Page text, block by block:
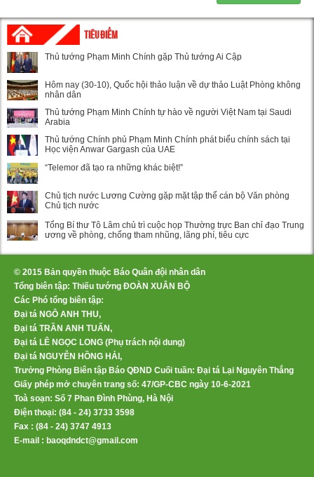
TIÊU ĐIỂM
Thủ tướng Phạm Minh Chính gặp Thủ tướng Ai Cập
Hôm nay (30-10), Quốc hội thảo luận về dự thảo Luật Phòng không
nhân dân
Thủ tướng Phạm Minh Chính tự hào về người Việt Nam tại Saudi
Arabia
Thủ tướng Chính phủ Phạm Minh Chính phát biểu chính sách tại
Học viện Anwar Gargash của UAE
“Telemor đã tạo ra những khác biệt!”
Chủ tịch nước Lương Cường gặp mặt tập thể cán bộ Văn phòng
Chủ tịch nước
Tổng Bí thư Tô Lâm chủ trì cuộc họp Thường trực Ban chỉ đạo Trung
ương về phòng, chống tham nhũng, lãng phí, tiêu cực
© 2015 Bản quyền thuộc Báo Quân đội nhân dân
Tổng biên tập: Thiếu tướng ĐOÀN XUÂN BỘ
Các Phó tổng biên tập:
Đại tá NGÔ ANH THU,
Đại tá TRẦN ANH TUẤN,
Đại tá LÊ NGỌC LONG (Phụ trách nội dung)
Đại tá NGUYỄN HỒNG HẢI,
Trưởng Phòng Biên tập Báo QĐND Cuối tuần: Đại tá Lại Nguyên Thắng
Giấy phép mở chuyên trang số: 47/GP-CBC ngày 10-6-2021
Toà soạn: Số 7 Phan Đình Phùng, Hà Nội
Điện thoại: (84 - 24) 3733 3598
Fax : (84 - 24) 3747 4913
E-mail : baoqdndct@gmail.com